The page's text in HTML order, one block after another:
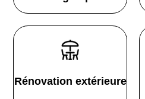
Rénovation extérieure